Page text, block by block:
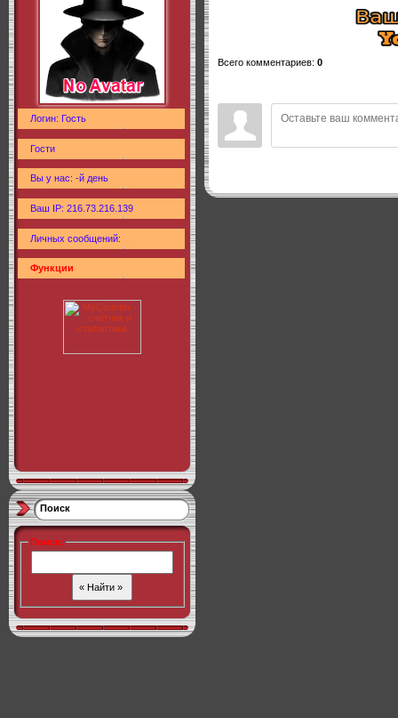
Логин: Гость
Гости
Вы у нас: -й день
Ваш IP: 216.73.216.139
Личных сообщений:
Функции
Поиск
Поиск:
Всего комментариев: 0